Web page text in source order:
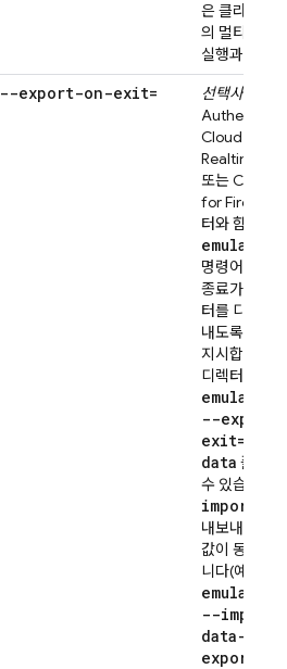
은 클라우드
의 멀티 프로
실행과는 다
--export-on-exit=
선택사항.
Cloud
Realtime
또는Cloud
for Firebase
터와 함께 사
명령어에 설
종료가 발생
터를 디렉터
내도록 에뮬
지시합니다.
디렉터리는
--
exit=
data 플래그
수 있습니다.
import
내보내기 경
값이 동일하
니다(예:
--import=
data-
export-